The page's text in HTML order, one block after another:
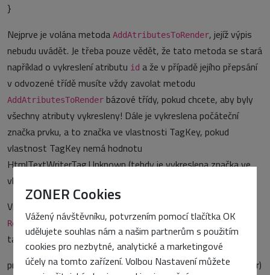
ZONER Cookies
Vážený návštěvníku, potvrzením pomocí tlačítka OK
udělujete souhlas nám a našim partnerům s použitím
cookies pro nezbytné, analytické a marketingové
účely na tomto zařízení. Volbou Nastavení můžete
}
Nejprve je volána metoda AddAtributesToRender, jejíž výpis
nebudu uvádět. Je třeba pouze vědět, že tato metoda se stará
například o vykreslení atributu id a že v případě jejího přepsání
v odvozené třídě musíte vždy zavolat metodu
AddAtributesToRender bázové třídy, pokud chcete, aby byly
všechny atributy vykresleny! Dále je vykreslena počáteční
značka prvku, a to značka ve vlastnosti TagKey, pokud
vlastnost TagKey nemá hodnotu
HtmlTextWriterTag.Unknown (tehdy je vykreslena značka ve
vlastnosti TagName).
Vraťme se ale k metodě Render, ve které je po metodě
RenderBeginTagvolána metoda RenderContents , jež vypadá
takto:
protected virtual void RenderContents (HtmlTextWriter writer)